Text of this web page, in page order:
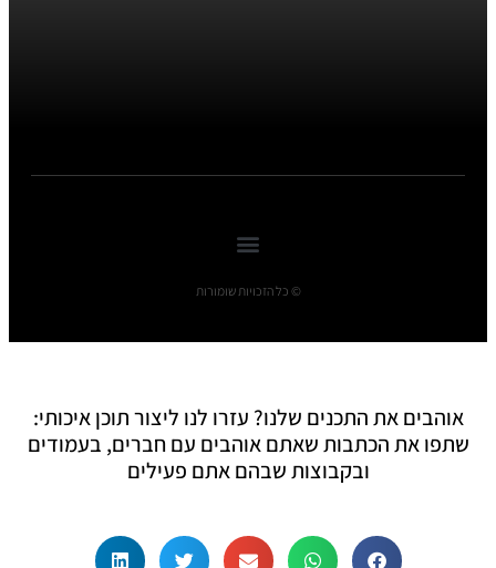
© כל הזכויות שומורות
אוהבים את התכנים שלנו? עזרו לנו ליצור תוכן איכותי:
שתפו את הכתבות שאתם אוהבים עם חברים, בעמודים
ובקבוצות שבהם אתם פעילים